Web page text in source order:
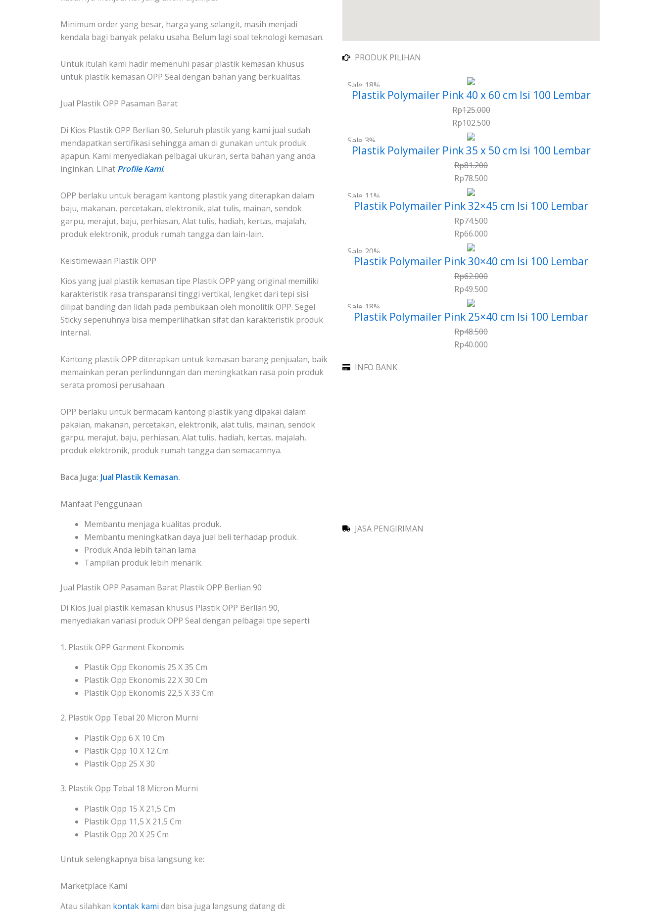
Minimum order yang besar, harga yang selangit, masih menjadi
kendala bagi banyak pelaku usaha. Belum lagi soal teknologi kemasan.
Untuk itulah kami hadir memenuhi pasar plastik kemasan khusus
untuk plastik kemasan OPP Seal dengan bahan yang berkualitas.
Jual Plastik OPP Pasaman Barat
Di Kios Plastik OPP Berlian 90, Seluruh plastik yang kami jual sudah
mendapatkan sertifikasi sehingga aman di gunakan untuk produk
apapun. Kami menyediakan pelbagai ukuran, serta bahan yang anda
inginkan. Lihat Profile Kami.
OPP berlaku untuk beragam kantong plastik yang diterapkan dalam
baju, makanan, percetakan, elektronik, alat tulis, mainan, sendok
garpu, merajut, baju, perhiasan, Alat tulis, hadiah, kertas, majalah,
produk elektronik, produk rumah tangga dan lain-lain.
Keistimewaan Plastik OPP
Kios yang jual plastik kemasan tipe Plastik OPP yang original memiliki
karakteristik rasa transparansi tinggi vertikal, lengket dari tepi sisi
dilipat banding dan lidah pada pembukaan oleh monolitik OPP. Segel
Sticky sepenuhnya bisa memperlihatkan sifat dan karakteristik produk
internal.
Kantong plastik OPP diterapkan untuk kemasan barang penjualan, baik
memainkan peran perlindunngan dan meningkatkan rasa poin produk
serata promosi perusahaan.
OPP berlaku untuk bermacam kantong plastik yang dipakai dalam
pakaian, makanan, percetakan, elektronik, alat tulis, mainan, sendok
garpu, merajut, baju, perhiasan, Alat tulis, hadiah, kertas, majalah,
produk elektronik, produk rumah tangga dan semacamnya.
Baca Juga: Jual Plastik Kemasan.
Manfaat Penggunaan
Membantu menjaga kualitas produk.
Membantu meningkatkan daya jual beli terhadap produk.
Produk Anda lebih tahan lama
Tampilan produk lebih menarik.
Jual Plastik OPP Pasaman Barat Plastik OPP Berlian 90
Di Kios Jual plastik kemasan khusus Plastik OPP Berlian 90,
menyediakan variasi produk OPP Seal dengan pelbagai tipe seperti:
1. Plastik OPP Garment Ekonomis
Plastik Opp Ekonomis 25 X 35 Cm
Plastik Opp Ekonomis 22 X 30 Cm
Plastik Opp Ekonomis 22,5 X 33 Cm
2. Plastik Opp Tebal 20 Micron Murni
Plastik Opp 6 X 10 Cm
Plastik Opp 10 X 12 Cm
Plastik Opp 25 X 30
3. Plastik Opp Tebal 18 Micron Murni
Plastik Opp 15 X 21,5 Cm
Plastik Opp 11,5 X 21,5 Cm
Plastik Opp 20 X 25 Cm
Untuk selengkapnya bisa langsung ke:
Marketplace Kami
Atau silahkan kontak kami dan bisa juga langsung datang di:
PRODUK PILIHAN
Sale 18%
Plastik Polymailer Pink 40 x 60 cm Isi 100 Lembar
Rp125.000
Rp102.500
Sale 3%
Plastik Polymailer Pink 35 x 50 cm Isi 100 Lembar
Rp81.200
Rp78.500
Sale 11%
Plastik Polymailer Pink 32×45 cm Isi 100 Lembar
Rp74.500
Rp66.000
Sale 20%
Plastik Polymailer Pink 30×40 cm Isi 100 Lembar
Rp62.000
Rp49.500
Sale 18%
Plastik Polymailer Pink 25×40 cm Isi 100 Lembar
Rp48.500
Rp40.000
INFO BANK
JASA PENGIRIMAN